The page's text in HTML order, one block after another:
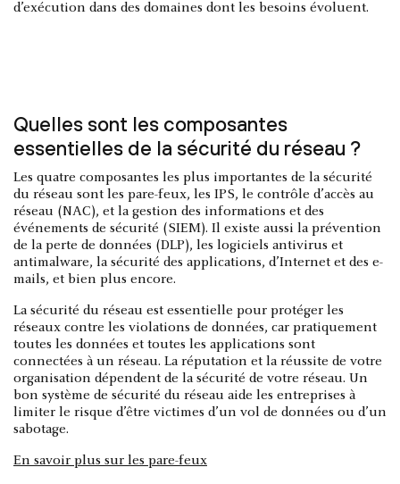
d’exécution dans des domaines dont les besoins évoluent.
Quelles sont les composantes
essentielles de la sécurité du réseau ?
Les quatre composantes les plus importantes de la sécurité
du réseau sont les pare-feux, les IPS, le contrôle d’accès au
réseau (NAC), et la gestion des informations et des
événements de sécurité (SIEM). Il existe aussi la prévention
de la perte de données (DLP), les logiciels antivirus et
antimalware, la sécurité des applications, d’Internet et des e-
mails, et bien plus encore.
La sécurité du réseau est essentielle pour protéger les
réseaux contre les violations de données, car pratiquement
toutes les données et toutes les applications sont
connectées à un réseau. La réputation et la réussite de votre
organisation dépendent de la sécurité de votre réseau. Un
bon système de sécurité du réseau aide les entreprises à
limiter le risque d’être victimes d’un vol de données ou d’un
sabotage.
En savoir plus sur les pare-feux